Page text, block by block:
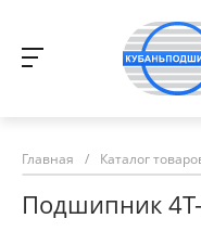
Главная / Каталог
Подшипник